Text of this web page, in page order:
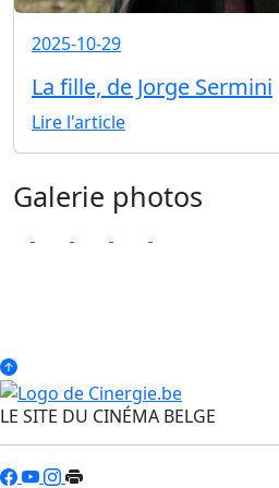
2025-10-29
La fille, de Jorge Sermini
Lire l'article
Galerie photos
LE SITE DU CINÉMA BELGE